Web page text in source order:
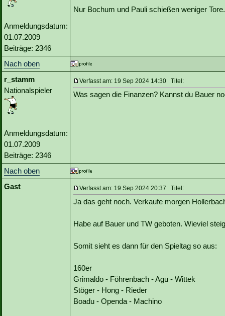
Anmeldungsdatum:
01.07.2009
Beiträge: 2346
Nur Bochum und Pauli schießen weniger Tore.
Nach oben
r_stamm
Nationalspieler
Anmeldungsdatum:
01.07.2009
Beiträge: 2346
Verfasst am: 19 Sep 2024 14:30 Titel:
Was sagen die Finanzen? Kannst du Bauer
Nach oben
Gast
Verfasst am: 19 Sep 2024 20:37 Titel:
Ja das geht noch. Verkaufe morgen
Habe auf Bauer und TW geboten. Wieviel
Somit sieht es dann für den Spieltag so aus:
160er
Grimaldo - Föhrenbach - Agu - Wittek
Stöger - Hong - Rieder
Boadu - Openda - Machino